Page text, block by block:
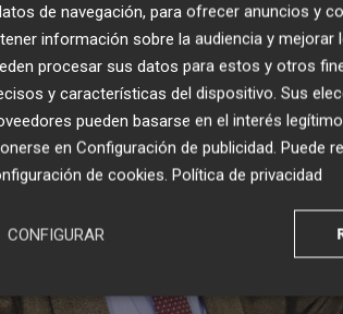
de navegación, para ofrecer anuncios y
información sobre la audiencia y mejorar
procesar sus datos para estos y otros
y características del dispositivo. Sus
pueden basarse en el interés
en Configuración de publicidad. Puede
de cookies. Política de privacidad
CONFIGURAR